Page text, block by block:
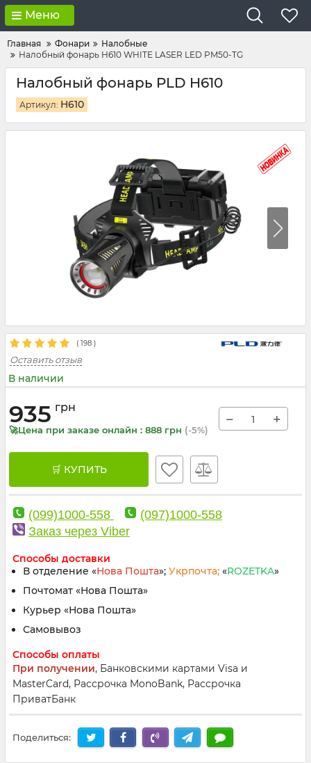
Меню
Главная Фонари
Налобные
Налобный фонарь H610 WHITE LASER LED PM50-TG
Налобный фонарь PLD H610
Артикул: H610
( 198 )
Оставить отзыв
В наличии
935 грн
🚀Цена при заказе онлайн : 888 грн (-5%)
− +
🛒 КУПИТЬ
(099)1000-558
(097)1000-558
Заказ через Viber
Способы доставки
В отделение «Нова Пошта»; Укрпочта; «ROZETKA»
Почтомат «Нова Пошта»
Курьер «Нова Пошта»
Самовывоз
Способы оплаты
При получении, Банковскими картами Visa и
MasterCard, Рассрочка MonoBank, Рассрочка
ПриватБанк
Поделиться: